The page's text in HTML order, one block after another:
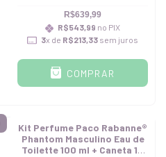
Miniatura 15 ml
R$639,99
R$543,99 no PIX
3x de R$213,33sem juros
COMPRAR
Kit Perfume Paco Rabanne®
Phantom Masculino Eau de
Toilette 100 ml + Caneta 10